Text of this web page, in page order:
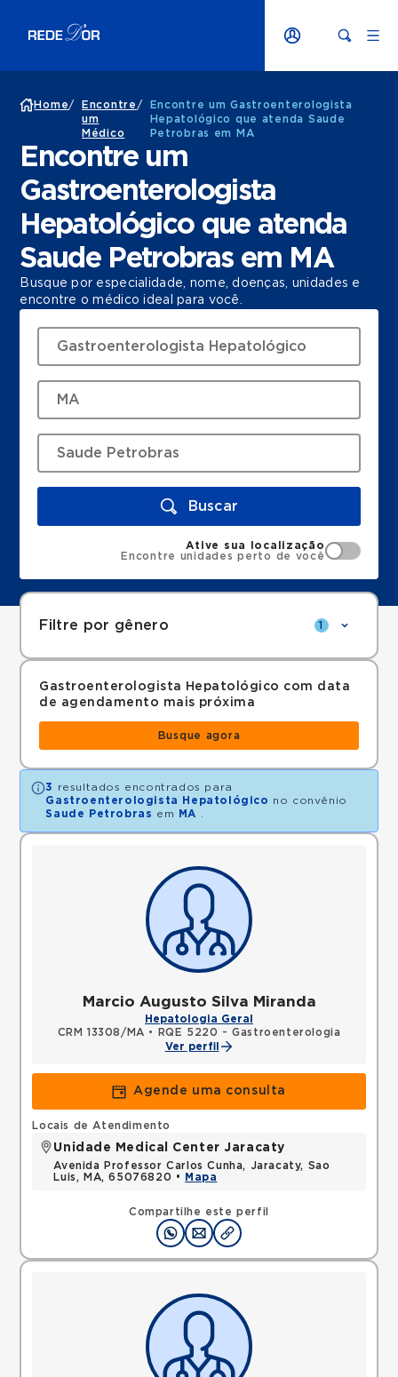
Home/
Encontre
um
Médico
/
Encontre um Gastroenterologista
Hepatológico que atenda Saude
Petrobras em MA
Encontre um
Gastroenterologista
Hepatológico que atenda
Saude Petrobras em MA
Busque por especialidade, nome, doenças, unidades e
encontre o médico ideal para você.
Buscar
Ative sua localização
Encontre unidades perto de você
Filtre por gênero 1
Gastroenterologista Hepatológico com data
de agendamento mais próxima
Busque agora
3
resultados encontrados para
Gastroenterologista Hepatológico no convênio
Saude Petrobras em MA
Marcio Augusto Silva Miranda
Hepatologia Geral
CRM 13308/MA •
RQE 5220 - Gastroenterologia
Ver perfil
Agende uma consulta
Compartilhe este perfil
Locais de Atendimento
Unidade Medical Center Jaracaty
Avenida Professor Carlos Cunha, Jaracaty, Sao
Luis, MA, 65076820 •
Mapa